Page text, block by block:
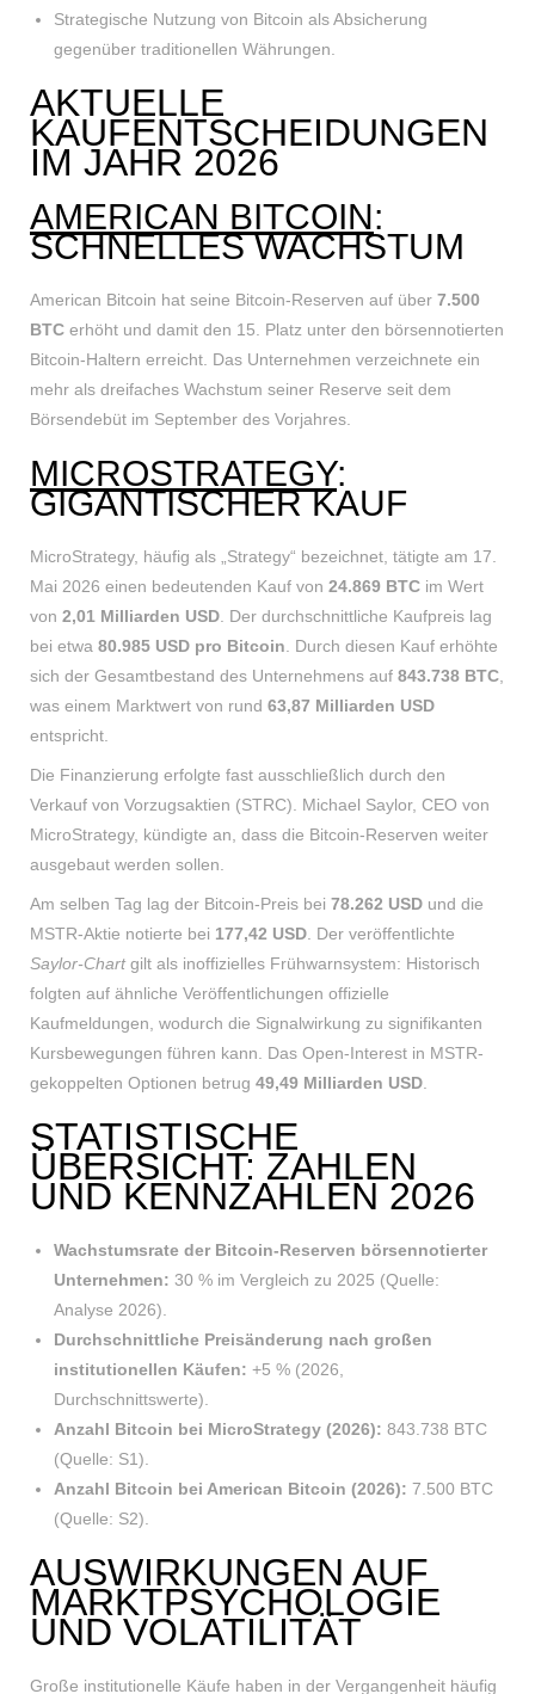
Strategische Nutzung von Bitcoin als Absicherung
gegenüber traditionellen Währungen.
AKTUELLE
KAUFENTSCHEIDUNGEN
IM JAHR 2026
AMERICAN BITCOIN:
SCHNELLES WACHSTUM
American Bitcoin hat seine Bitcoin-Reserven auf über 7.500
BTC erhöht und damit den 15. Platz unter den börsennotierten
Bitcoin-Haltern erreicht. Das Unternehmen verzeichnete ein
mehr als dreifaches Wachstum seiner Reserve seit dem
Börsendebüt im September des Vorjahres.
MICROSTRATEGY:
GIGANTISCHER KAUF
MicroStrategy, häufig als „Strategy“ bezeichnet, tätigte am 17.
Mai 2026 einen bedeutenden Kauf von 24.869 BTC im Wert
von 2,01 Milliarden USD . Der durchschnittliche Kaufpreis lag
bei etwa 80.985 USD pro Bitcoin . Durch diesen Kauf erhöhte
sich der Gesamtbestand des Unternehmens auf 843.738 BTC
was einem Marktwert von rund 63,87 Milliarden USD
entspricht.
Die Finanzierung erfolgte fast ausschließlich durch den
Verkauf von Vorzugsaktien (STRC). Michael Saylor, CEO von
MicroStrategy, kündigte an, dass die Bitcoin-Reserven weiter
ausgebaut werden sollen.
Am selben Tag lag der Bitcoin-Preis bei 78.262 USD und die
MSTR-Aktie notierte bei 177,42 USD . Der veröffentlichte
Saylor-Chartgilt als inoffizielles Frühwarnsystem: Historisch
folgten auf ähnliche Veröffentlichungen offizielle
Kaufmeldungen, wodurch die Signalwirkung zu signifikanten
Kursbewegungen führen kann. Das Open-Interest in MSTR-
gekoppelten Optionen betrug 49,49 Milliarden USD
STATISTISCHE
ÜBERSICHT: ZAHLEN
UND KENNZAHLEN 2026
Wachstumsrate der Bitcoin-Reserven börsennotierter
Unternehmen: 30 % im Vergleich zu 2025 (Quelle:
Analyse 2026).
Durchschnittliche Preisänderung nach großen
institutionellen Käufen: +5 % (2026,
Durchschnittswerte).
Anzahl Bitcoin bei MicroStrategy (2026): 843.738 BTC
(Quelle: S1).
Anzahl Bitcoin bei American Bitcoin (2026): 7.500 BTC
(Quelle: S2).
AUSWIRKUNGEN AUF
MARKTPSYCHOLOGIE
UND VOLATILITÄT
Große institutionelle Käufe haben in der Vergangenheit häufig